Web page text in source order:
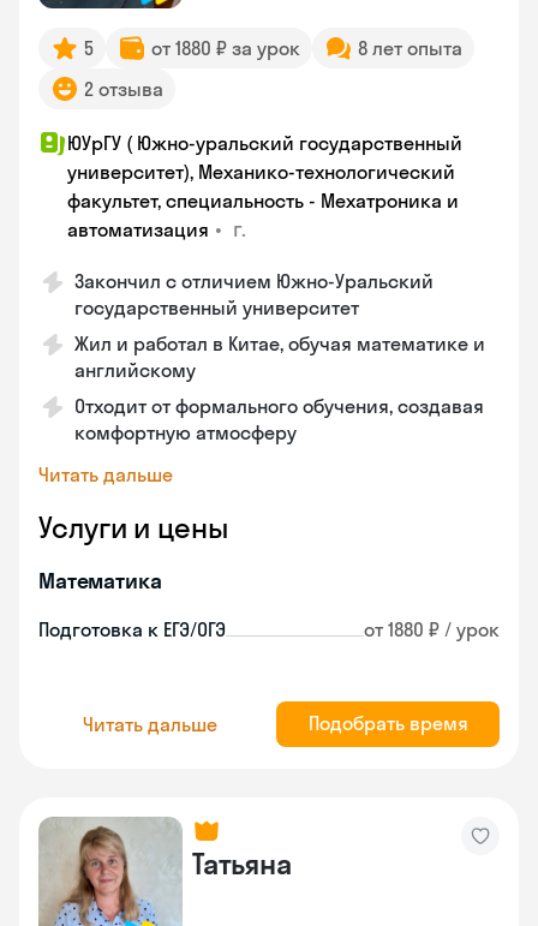
5 от 1880 ₽ за урок
8 лет опыта
2 отзыва
ЮУрГУ ( Южно-уральский государственный
университет), Механико-технологический
факультет, специальность - Мехатроника и
автоматизация • г.
Закончил с отличием Южно-Уральский
государственный университет
Жил и работал в Китае, обучая математике и
английскому
Отходит от формального обучения, создавая
комфортную атмосферу
Читать дальше
Услуги и цены
Математика
Подготовка к ЕГЭ/ОГЭ от 1880 ₽ / урок
Читать дальше Подобрать время
Татьяна